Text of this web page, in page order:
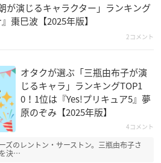
が演じるキャラクター」ランキング
棗巳波【2025年版】
2コメント
オタクが選ぶ「三瓶由布子が演
じるキャラ」ランキングTOP1
0！1位は『Yes!プリキュア5』夢
原のぞみ【2025年版】
4コメント
ズのレントン・サーストン。三瓶由布子さ
決…